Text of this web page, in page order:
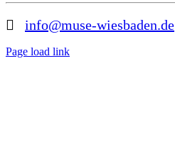
info@muse-wiesbaden.de
Page load link